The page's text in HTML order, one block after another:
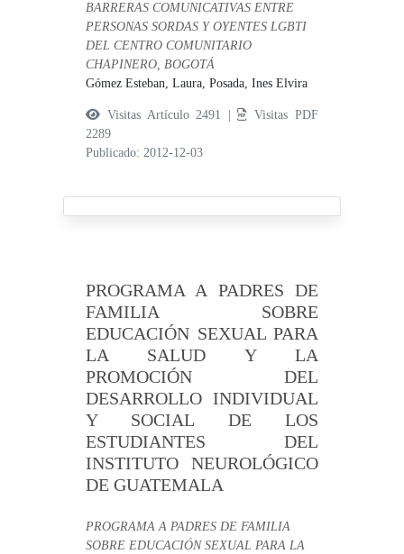
BARRERAS COMUNICATIVAS ENTRE
PERSONAS SORDAS Y OYENTES LGBTI
DEL CENTRO COMUNITARIO
CHAPINERO, BOGOTÁ
Gómez Esteban, Laura,Posada, Ines Elvira
Visitas Artículo 2491 |
Visitas PDF
2289
Publicado: 2012-12-03
PROGRAMA A PADRES DE
FAMILIA SOBRE
EDUCACIÓN SEXUAL PARA
LA SALUD Y LA
PROMOCIÓN DEL
DESARROLLO INDIVIDUAL
Y SOCIAL DE LOS
ESTUDIANTES DEL
INSTITUTO NEUROLÓGICO
DE GUATEMALA
PROGRAMA A PADRES DE FAMILIA
SOBRE EDUCACIÓN SEXUAL PARA LA